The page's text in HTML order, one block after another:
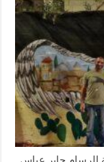
الرسام جابر عباس